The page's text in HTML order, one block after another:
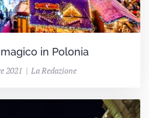
in Polonia
2021 | La Redazione